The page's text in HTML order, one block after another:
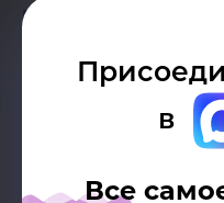
в
Все
разнообразия, это
неотъемлемой